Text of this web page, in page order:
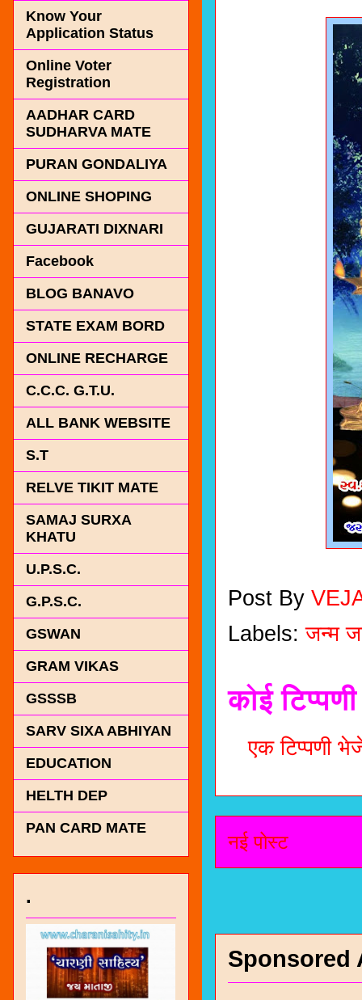
Post By
Labels:जन्म
कोई
एक टिप्पणी
नई पोस्ट
Sponsored
Know Your
Application Status
Online Voter
Registration
AADHAR CARD
SUDHARVA MATE
PURAN GONDALIYA
ONLINE SHOPING
GUJARATI DIXNARI
Facebook
BLOG BANAVO
STATE EXAM BORD
ONLINE RECHARGE
C.C.C. G.T.U.
ALL BANK WEBSITE
S.T
RELVE TIKIT MATE
SAMAJ SURXA
KHATU
U.P.S.C.
G.P.S.C.
GSWAN
GRAM VIKAS
GSSSB
SARV SIXA ABHIYAN
EDUCATION
HELTH DEP
PAN CARD MATE
.